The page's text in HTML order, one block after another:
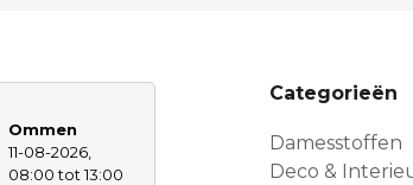
Ommen
11-08-2026,
08:00 tot 13:00
Categorieën
Damesstoffen
Deco &